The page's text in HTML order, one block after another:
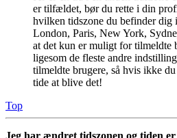
er tilfældet, bør du rette i din
hvilken tidszone du befinder dig
London, Paris, New York,
at det kun er muligt for tilmeldte
ligesom de fleste andre
tilmeldte brugere, så hvis ikke
tide at blive det!
Top
Jeg har ændret tidszonen og tiden